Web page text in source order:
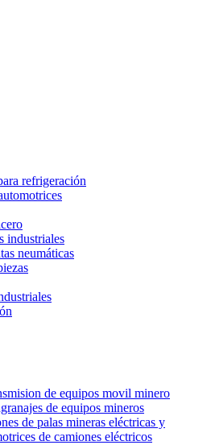
refrigeración
industriales
neumáticas
de equipos movil minero
de equipos mineros
de palas mineras eléctricas y
de camiones eléctricos